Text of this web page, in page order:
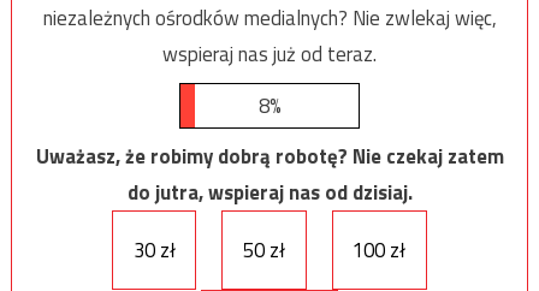
niezależnych ośrodków medialnych? Nie zwlekaj więc,
wspieraj nas już od teraz.
8%
Uważasz, że robimy dobrą robotę? Nie czekaj zatem
do jutra, wspieraj nas od dzisiaj.
30 zł
50 zł 100 zł